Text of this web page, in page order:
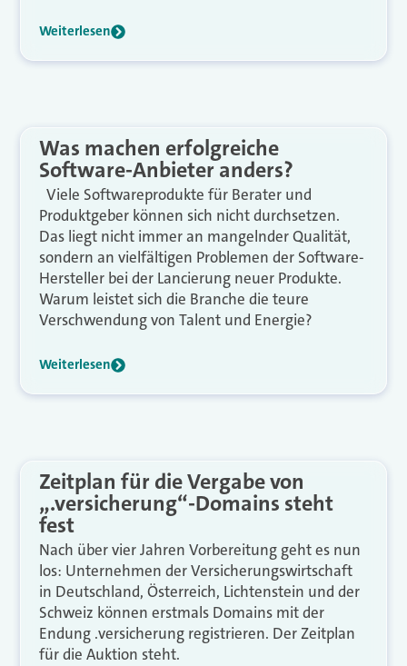
Weiterlesen
Was machen erfolgreiche
Software-Anbieter anders?
Viele Softwareprodukte für Berater und
Produktgeber können sich nicht durchsetzen.
Das liegt nicht immer an mangelnder Qualität,
sondern an vielfältigen Problemen der Software-
Hersteller bei der Lancierung neuer Produkte.
Warum leistet sich die Branche die teure
Verschwendung von Talent und Energie?
Weiterlesen
Zeitplan für die Vergabe von
„.versicherung“-Domains steht
fest
Nach über vier Jahren Vorbereitung geht es nun
los: Unternehmen der Versicherungswirtschaft
in Deutschland, Österreich, Lichtenstein und der
Schweiz können erstmals Domains mit der
Endung .versicherung registrieren. Der Zeitplan
für die Auktion steht.